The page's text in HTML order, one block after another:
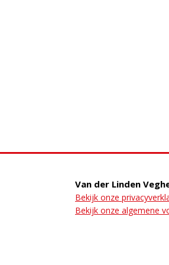
Van der Linden
Bekijk onze
Bekijk onze algemene